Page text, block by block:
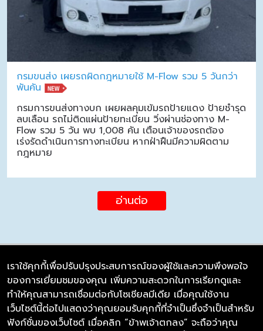
กรมขนส่ง เผยรถผิดกฎหมายใช้ M-Flow รวม 5 วันกว่า
พันคัน
กรมการขนส่งทางบก เผยผลคุมเข้มรถป้ายแดง ป้ายชำรุด
ลบเลือน รถไม่ติดแผ่นป้ายทะเบียน วิ่งผ่านช่องทาง M-
Flow รวม 5 วัน พบ 1,008 คัน เตือนเจ้าของรถต้อง
เร่งรัดดำเนินการทางทะเบียน หากฝ่าฝืนมีความผิดตาม
กฎหมาย
อ่านต่อ
บริษัท ซิมลิงค์ จำกัด
98/226 Bangrakyai-Baanmai Road,
Bangyai, Nonthaburi 11140
เราใช้คุกกี้เพื่อปรับปรุงประสบการณ์ของผู้ใช้และความพึงพอใจ
ของการเยี่ยมชมของคุณ เพิ่มความสะดวกในการเรียกดูและ
ทำให้คุณสามารถเชื่อมต่อกับโซเชียลมีเดีย เมื่อคุณใช้งาน
เว็บไซต์นี้ต่อไปแสดงว่าคุณยอมรับคุกกี้ที่จำเป็นซึ่งจำเป็นสำหรับ
ฟังก์ชั่นของเว็บไซต์ เมื่อคลิก “ข้าพเจ้าตกลง” จะถือว่าคุณ